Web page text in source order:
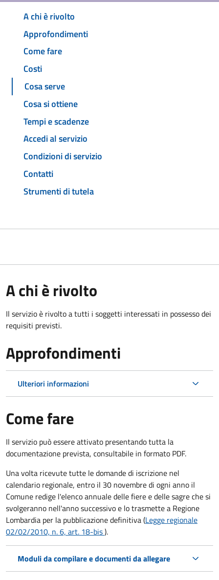
A chi è rivolto
Approfondimenti
Come fare
Costi
Cosa serve
Cosa si ottiene
Tempi e scadenze
Accedi al servizio
Condizioni di servizio
Contatti
Strumenti di tutela
A chi è rivolto
Il servizio è rivolto a tutti i soggetti interessati in possesso dei
requisiti previsti.
Approfondimenti
Ulteriori informazioni
Come fare
Il servizio può essere attivato presentando tutta la
documentazione prevista, consultabile in formato PDF.
Una volta ricevute tutte le domande di iscrizione nel
calendario regionale, entro il 30 novembre di ogni anno il
Comune redige l'elenco annuale delle fiere e delle sagre che si
svolgeranno nell'anno successivo e lo trasmette a Regione
Lombardia per la pubblicazione definitiva (Legge regionale
02/02/2010, n. 6, art. 18-bis).
Moduli da compilare e documenti da allegare